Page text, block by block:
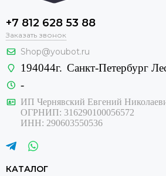
+7 812 628 53 88
Заказать звонок
Shop@youbot.ru
194044г. Санкт-Петербург
-
ИП Чернявский Евгений
ОГРНИП: 316290100056572
ИНН: 290603550536
КАТАЛОГ